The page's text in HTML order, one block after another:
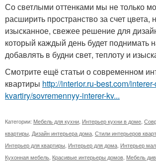
Со светлыми оттенками мы не только
расширить пространство за счет цвета,
изысканное, свежее решение для
который каждый день будет поднимать
добавлять в будни свет, теплоту и
Смотрите ещё статьи о современном
квартиры http://interior.ru-best.com/
kvartiry/sovremennyy-interer-kv...
Категории: Мебель для кухни Интерьер кухни в доме
квартиры Дизайн интерьера дома Стили интерьеров
Интерьер для квартиры Интерьер для дома Интерьер
Кухонная мебель Красивые интерьеры домов Мебель